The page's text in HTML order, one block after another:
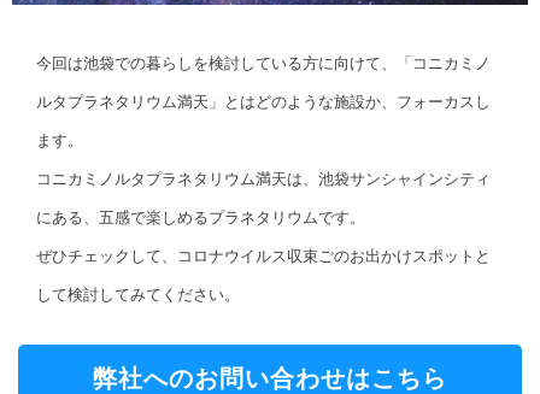
今回は池袋での暮らしを検討している方に向けて、「コニカミノ
ルタプラネタリウム満天」とはどのような施設か、フォーカスし
ます。
コニカミノルタプラネタリウム満天は、池袋サンシャインシティ
にある、五感で楽しめるプラネタリウムです。
ぜひチェックして、コロナウイルス収束ごのお出かけスポットと
して検討してみてください。
弊社へのお問い合わせはこちら